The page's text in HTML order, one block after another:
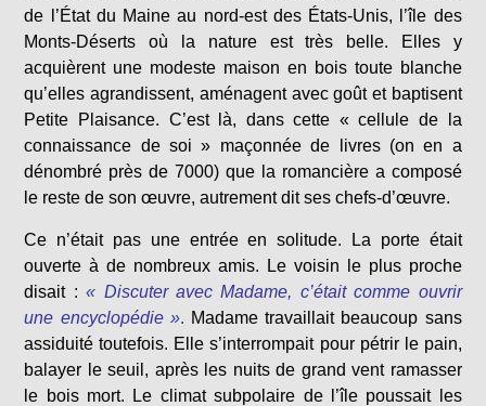
de l’État du Maine au nord-est des États-Unis, l’île des
Monts-Déserts où la nature est très belle. Elles y
acquièrent une modeste maison en bois toute blanche
qu’elles agrandissent, aménagent avec goût et baptisent
Petite Plaisance. C’est là, dans cette « cellule de la
connaissance de soi » maçonnée de livres (on en a
dénombré près de 7000) que la romancière a composé
le reste de son œuvre, autrement dit ses chefs-d’œuvre.
Ce n’était pas une entrée en solitude. La porte était
ouverte à de nombreux amis. Le voisin le plus proche
disait : « Discuter avec Madame, c’était comme ouvrir
une encyclopédie ». Madame travaillait beaucoup sans
assiduité toutefois. Elle s’interrompait pour pétrir le pain,
balayer le seuil, après les nuits de grand vent ramasser
le bois mort. Le climat subpolaire de l’île poussait les